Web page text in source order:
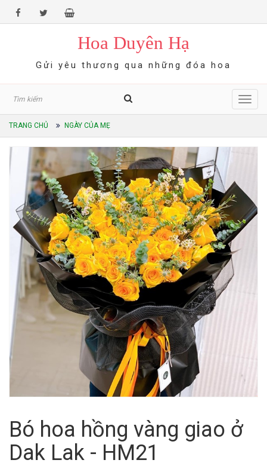
Hoa Duyên Hạ
Gửi yêu thương qua những đóa hoa
TRANG CHỦ NGÀY CỦA MẸ
Bó hoa hồng vàng giao ở
Dak Lak - HM21